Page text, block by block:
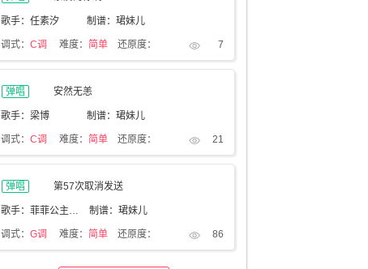
歌手：任素汐 制谱：珺妹儿
调式： C调 难度： 简单 还原度： 7
弹唱 安然无恙
歌手：梁博 制谱：珺妹儿
调式： C调 难度： 简单 还原度： 21
弹唱 第57次取消发送
歌手：菲菲公主（陆绮菲） 制谱：珺妹儿
调式： G调 难度： 简单 还原度： 86